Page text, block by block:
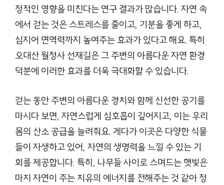
정적인 영향을 미친다는 연구 결과가 많습니다. 자연 속
에서 걷는 것은 스트레스를 줄이고, 기분을 좋게 하고,
심지어 면역력까지 높여주는 효과가 있다고 해요. 특히
오대산 월정사 선재길은 그 주변의 아름다운 자연 환경
덕분에 이러한 효과를 더욱 극대화할 수 있습니다.
걷는 동안 주변의 아름다운 경치와 함께 신선한 공기를
마시다 보면, 자연스럽게 심호흡이 깊어지고, 이는 우리
몸의 산소 공급을 늘려줘요. 게다가 이곳은 다양한 식물
들이 자생하고 있어, 자연의 생명력을 느낄 수 있는 기
회를 제공합니다. 특히, 나무들 사이로 스며드는 햇빛은
마치 자연이 주는 치유의 에너지를 전해주는 것 같아 정